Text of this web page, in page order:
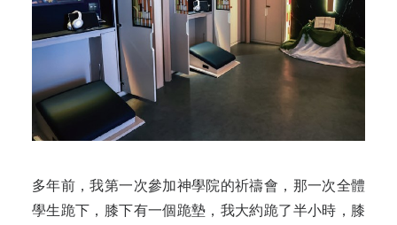
多年前，我第一次參加神學院的祈禱會，那一次全體
學生跪下，膝下有一個跪墊，我大約跪了半小時，膝